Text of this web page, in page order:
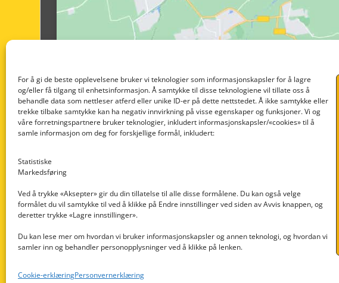
For å gi de beste opplevelsene bruker vi teknologier som informasjonskapsler for å lagre
og/eller få tilgang til enhetsinformasjon. Å samtykke til disse teknologiene vil tillate oss å
behandle data som nettleser atferd eller unike ID-er på dette nettstedet. Å ikke samtykke eller
trekke tilbake samtykke kan ha negativ innvirkning på visse egenskaper og funksjoner. Vi og
våre forretningspartnere bruker teknologier, inkludert informasjonskapsler/«cookies» til å
samle informasjon om deg for forskjellige formål, inkludert:
Statistiske
Markedsføring
Ved å trykke «Aksepter» gir du din tillatelse til alle disse formålene. Du kan også velge
formålet du vil samtykke til ved å klikke på Endre innstillinger ved siden av Avvis knappen, og
deretter trykke «Lagre innstillinger».
Du kan lese mer om hvordan vi bruker informasjonskapsler og annen teknologi, og hvordan vi
samler inn og behandler personopplysninger ved å klikke på lenken.
Cookie-erklæringPersonvernerklæring
Nedre Nøttveit 60, 5238 Rådal
Org. nr: 996430022